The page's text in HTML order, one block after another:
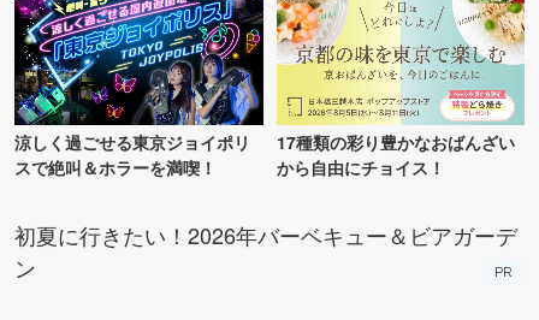
涼しく過ごせる東京ジョイポリ
スで絶叫＆ホラーを満喫！
17種類の彩り豊かなおばんざい
から自由にチョイス！
初夏に行きたい！2026年バーベキュー＆ビアガーデ
ン
PR